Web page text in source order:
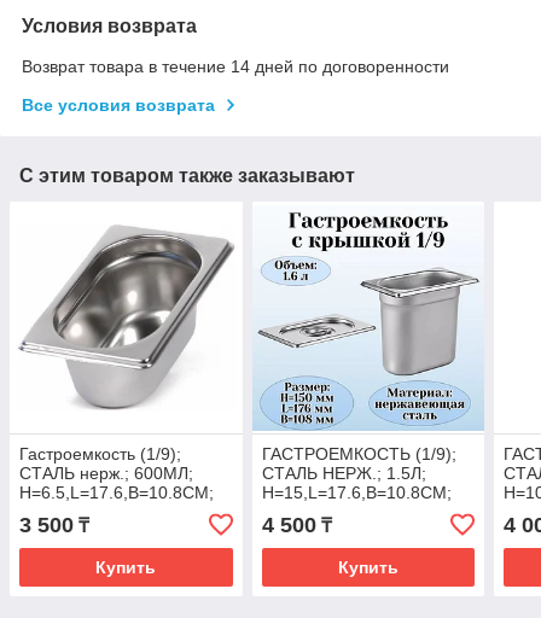
Условия возврата
Возврат товара в течение 14 дней по договоренности
Все условия возврата
С этим товаром также заказывают
Гастроемкость (1/9);
СТАЛЬ нерж.; 600МЛ;
H=6.5,L=17.6,B=10.8СМ;
МЕТАЛЛИЧ.(Караганда)
3 500 ₸
Купить
ГАСТРОЕМКОСТЬ (1/9);
СТАЛЬ НЕРЖ.; 1.5Л;
H=15,L=17.6,B=10.8СМ;
МЕТАЛЛИЧ.(Караганда)
4 500₸
Купить
4